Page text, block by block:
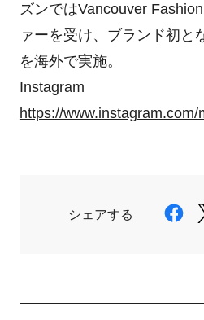
ズンではVancouver
ァーを受け、ブランド初と
を海外で実施。
Instagram
https://www.instagram.com/
シェアする